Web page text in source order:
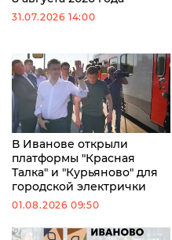
31.07.2026 14:00
В Иванове открыли
платформы "Красная
Талка" и "Курьяново" для
городской электрички
01.08.2026 09:50